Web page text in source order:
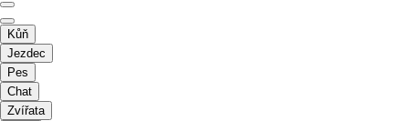
Kůň
Jezdec
Pes
Chat
Zvířata